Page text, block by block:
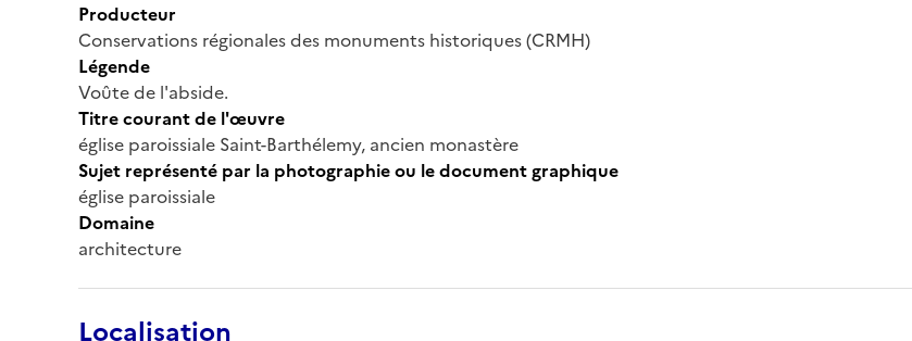
Producteur
Conservations régionales des monuments historiques (CRMH)
Légende
Voûte de l'abside.
Titre courant de l'œuvre
église paroissiale Saint-Barthélemy, ancien monastère
Sujet représenté par la photographie ou le document graphique
église paroissiale
Domaine
architecture
Localisation